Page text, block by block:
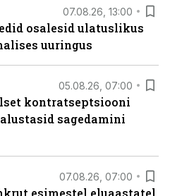
07.08.26, 13:00
osalesid ulatuslikus
uuringus
05.08.26, 07:00
kontratseptsiooni
sagedamini
07.08.26, 07:00
esimestel eluaastatel